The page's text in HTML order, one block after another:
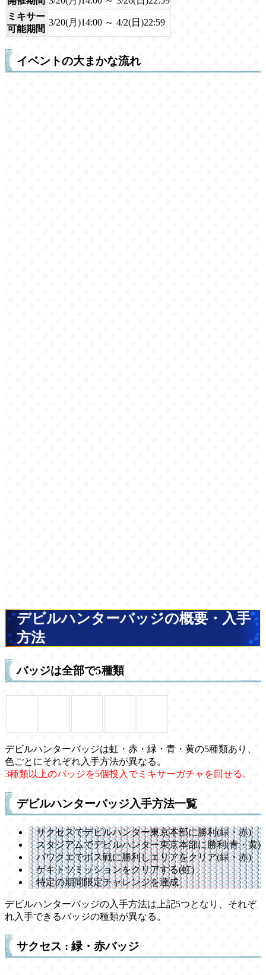
ミキサー
可能期間
3/20(月)14:00 ～ 4/2(日)22:59
イベントの大まかな流れ
デビルハンターバッジの概要・入手
方法
バッジは全部で5種類
デビルハンターバッジは虹・赤・緑・青・黄の5種類あり、
色ごとにそれぞれ入手方法が異なる。
3種類以上のバッジを5個投入でミキサーガチャを回せる。
デビルハンターバッジ入手方法一覧
サクセスでデビルハンター東京本部に勝利(緑・赤)
スタジアムでデビルハンター東京本部に勝利(青・黄)
パワクエでボス戦に勝利しエリアをクリア(緑・赤)
ゲキトツミッションをクリアする(虹)
特定の期間限定チャレンジを達成
デビルハンターバッジの入手方法は上記5つとなり、それぞ
れ入手できるバッジの種類が異なる。
サクセス : 緑・赤バッジ